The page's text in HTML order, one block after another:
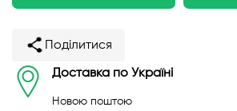
Поділитися
Доставка по Україні
Новою поштою